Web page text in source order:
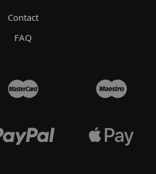
Contact
FAQ